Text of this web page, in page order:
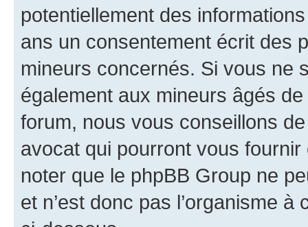
potentiellement des
ans un consentement écrit des
mineurs concernés. Si vous ne
également aux mineurs âgés
forum, nous vous conseillons
avocat qui pourront vous
noter que le phpBB Group ne
et n’est donc pas l’organisme